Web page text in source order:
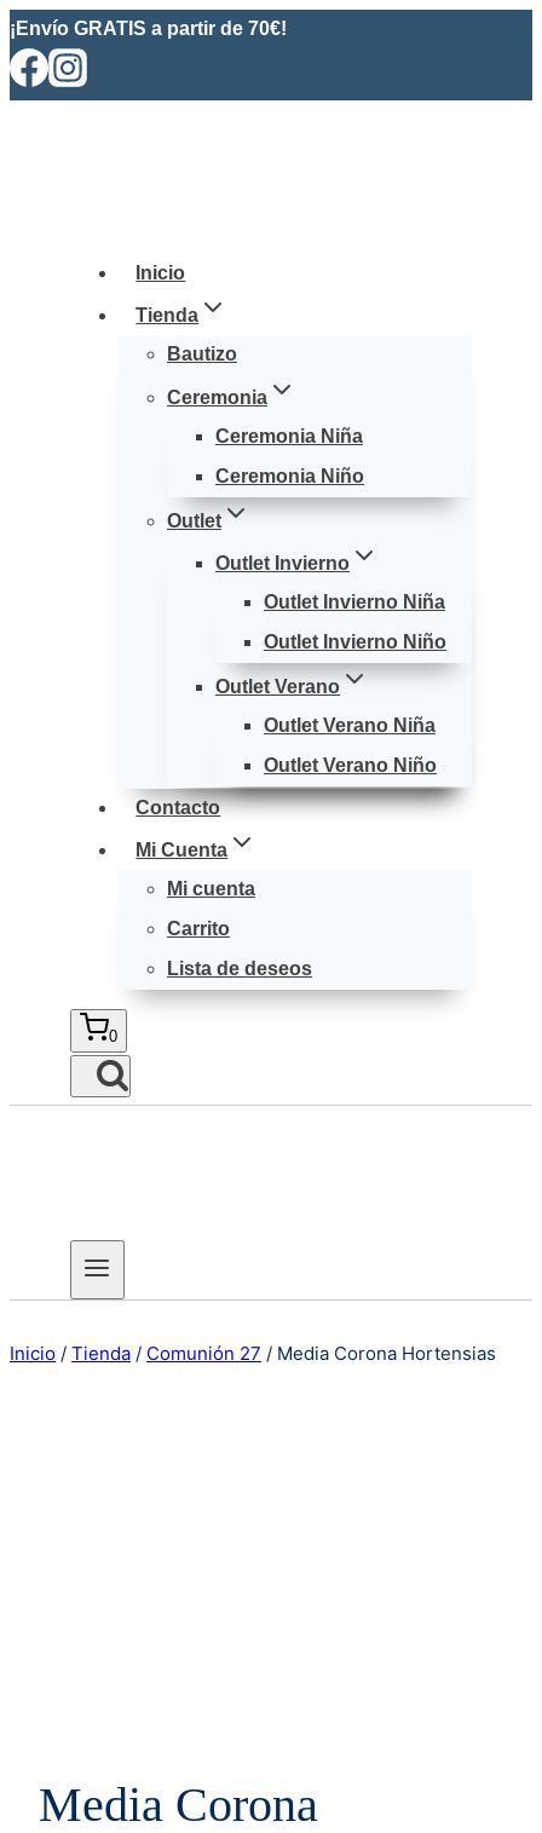
Saltar
al
contenido
¡Envío GRATIS a partir de 70€!
Inicio
Tienda
Bautizo
Ceremonia
Ceremonia Niña
Ceremonia Niño
Outlet
Outlet Invierno
Outlet Invierno Niña
Outlet Invierno Niño
Outlet Verano
Outlet Verano Niña
Outlet Verano Niño
Contacto
Mi Cuenta
Mi cuenta
Carrito
Lista de deseos
0
Inicio / Tienda / Comunión 27 / Media Corona Hortensias
Media Corona